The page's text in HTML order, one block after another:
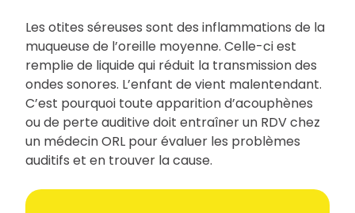
Les otites séreuses sont des inflammations de la
muqueuse de l’oreille moyenne. Celle-ci est
remplie de liquide qui réduit la transmission des
ondes sonores. L’enfant de vient malentendant.
C’est pourquoi toute apparition d’acouphènes
ou de perte auditive doit entraîner un RDV chez
un médecin ORL pour évaluer les problèmes
auditifs et en trouver la cause.